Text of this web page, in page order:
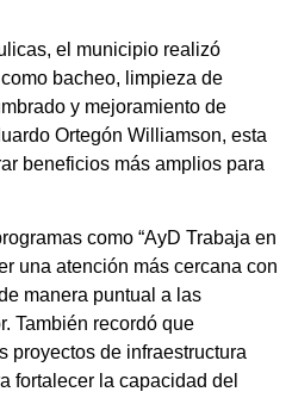
el municipio realizó
bacheo, limpieza de
y mejoramiento de
Ortegón Williamson, esta
beneficios más amplios para
como “AyD Trabaja en
una atención más cercana con
manera puntual a las
También recordó que
proyectos de infraestructura
fortalecer la capacidad del